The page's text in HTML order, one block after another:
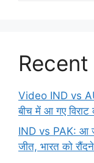
Video IND vs
बीच में आ गए
IND vs PAK: आ
जीत, भारत को